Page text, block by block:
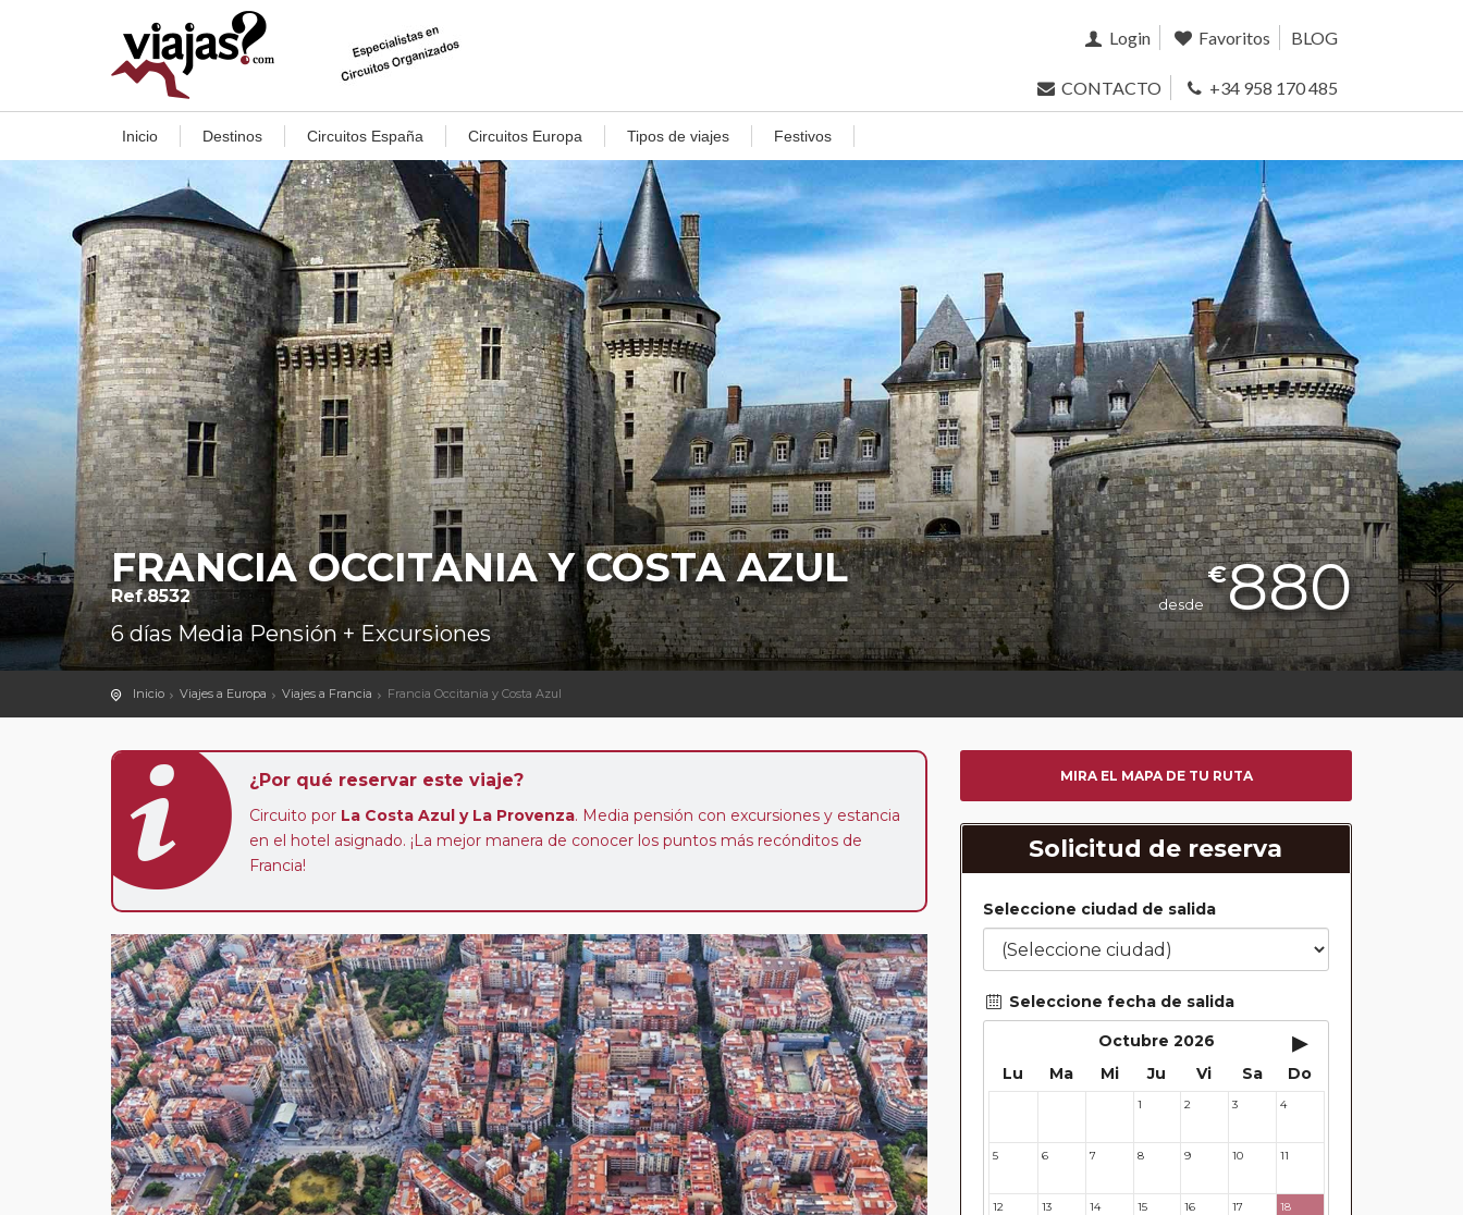
Login Favoritos BLOG
CONTACTO +34 958 170 485
Inicio Destinos Circuitos España Circuitos Europa Tipos de viajes Festivos
FRANCIA OCCITANIA Y COSTA AZUL
Ref.8532
6 días Media Pensión + Excursiones
desde
€880
Inicio Viajes a Europa Viajes a Francia Francia Occitania y Costa Azul
¿Por qué reservar este viaje?
Circuito por La Costa Azul y La Provenza. Media pensión con excursiones y estancia
en el hotel asignado. ¡La mejor manera de conocer los puntos más recónditos de
Francia!
MIRA EL MAPA DE TU RUTA
Solicitud de reserva
Seleccione ciudad de salida
Seleccione fecha de salida
Octubre 2026
▸
Lu Ma Mi Ju Vi Sa Do
1 2 3 4
5 6 7 8 9 10 11
12 13 14 15 16 17 18